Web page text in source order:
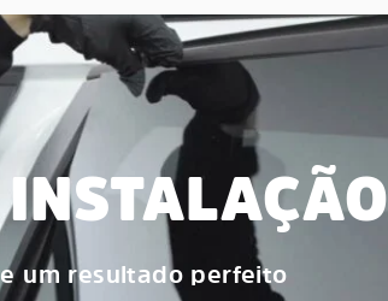
um resultado perfeito